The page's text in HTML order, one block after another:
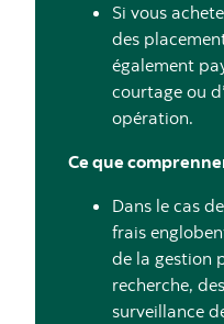
Si vous
des
également
courtage ou
opération.
Ce que
Dans le cas
frais
de la gestion
recherche,
surveillance